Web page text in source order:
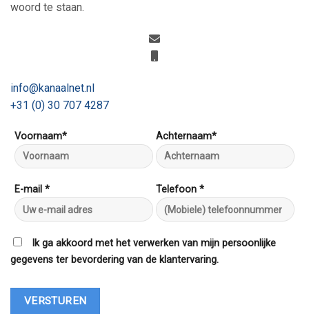
woord te staan.
info@kanaalnet.nl
+31 (0) 30 707 4287
Voornaam* Achternaam*
E-mail * Telefoon *
Ik ga akkoord met het verwerken van mijn persoonlijke
gegevens ter bevordering van de klantervaring.